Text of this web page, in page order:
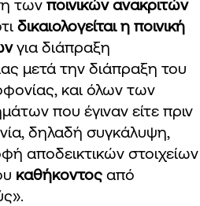
των ποινικών ανακριτών
δικαιολογείται η ποινική
για διάπραξη
μετά την διάπραξη του
και όλων των
που έγιναν είτε πριν
δηλαδή συγκάλυψη,
αποδεικτικών στοιχείων
καθήκοντος από